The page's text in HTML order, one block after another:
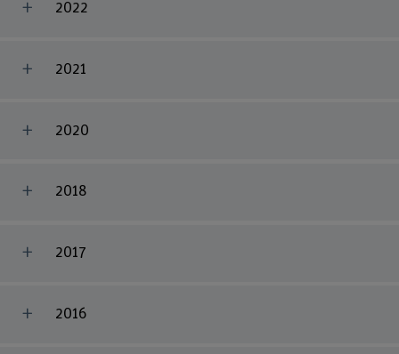
2022
2021
2020
2018
2017
2016